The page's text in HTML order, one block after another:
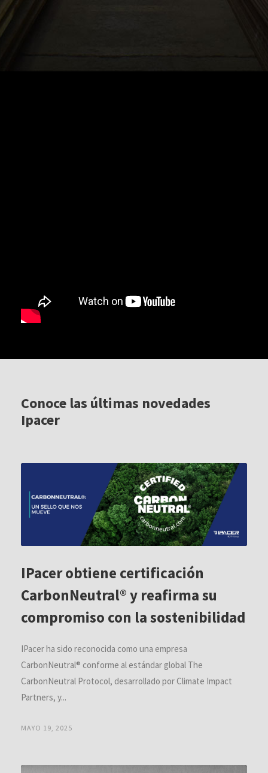
Conoce las últimas novedades
Ipacer
IPacer obtiene certificación
CarbonNeutral® y reafirma su
compromiso con la sostenibilidad
IPacer ha sido reconocida como una empresa
CarbonNeutral® conforme al estándar global The
CarbonNeutral Protocol, desarrollado por Climate Impact
Partners, y...
MAYO 19, 2025